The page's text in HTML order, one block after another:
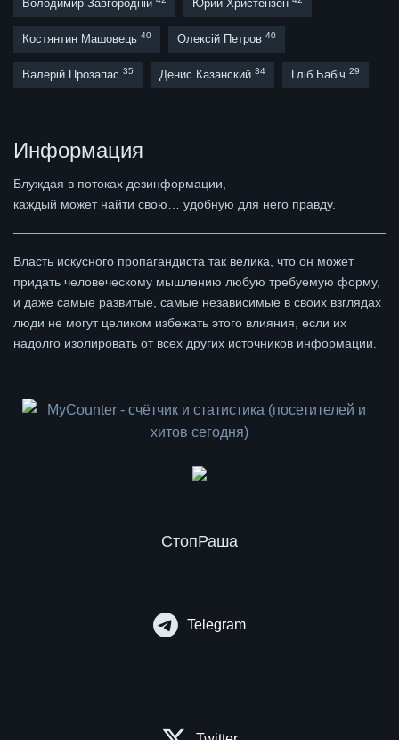
Володимир Завгородній Юрий Христензен
Костянтин Машовець 40 Олексій Петров 40
Валерій Прозапас 35 Денис Казанский 34 Гліб Бабіч 29
Информация
Блуждая в потоках дезинформации,
каждый может найти свою… удобную для него правду.
Власть искусного пропагандиста так велика, что он может
придать человеческому мышлению любую требуемую форму,
и даже самые развитые, самые независимые в своих взглядах
люди не могут целиком избежать этого влияния, если их
надолго изолировать от всех других источников информации.
СтопРаша
Telegram